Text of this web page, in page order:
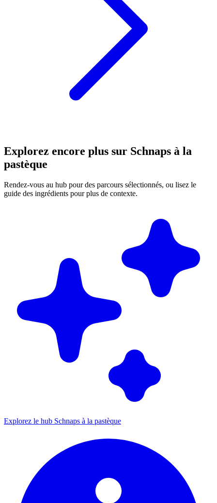
Explorez encore plus sur Schnaps à la
pastèque
Rendez-vous au hub pour des parcours sélectionnés, ou lisez le
guide des ingrédients pour plus de contexte.
Explorez le hub Schnaps à la pastèque